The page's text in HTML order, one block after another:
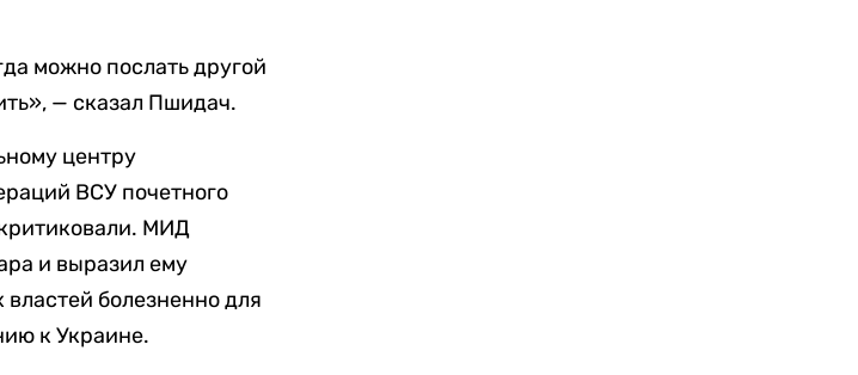
можно послать другой
— сказал Пшидач.
центру
ВСУ почетного
МИД
и выразил ему
болезненно для
к Украине.